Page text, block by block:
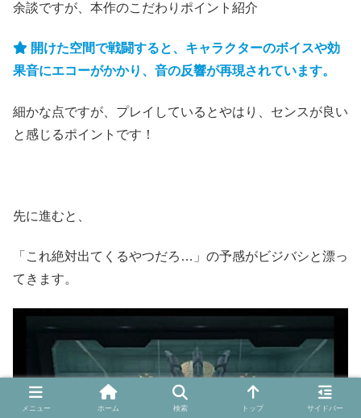
余談ですが、本作のこだわりポイント紹介
開けた空間で戦闘すると、キャラクターのボイスや効
果音にエコーがかかり、音の反響が再現されています。
細かな点ですが、プレイしているとやはり、センスが良い
と感じるポイントです！
先に進むと、
「これ絶対出てくるやつだろ…」の予感がビジバシと漂っ
てきます。
メニュー ホーム 検索 トップ サイドバー